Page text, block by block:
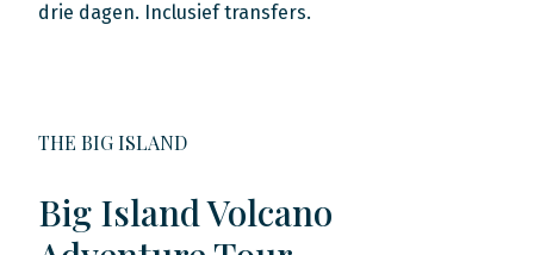
drie dagen. Inclusief transfers.
THE BIG ISLAND
Big Island Volcano